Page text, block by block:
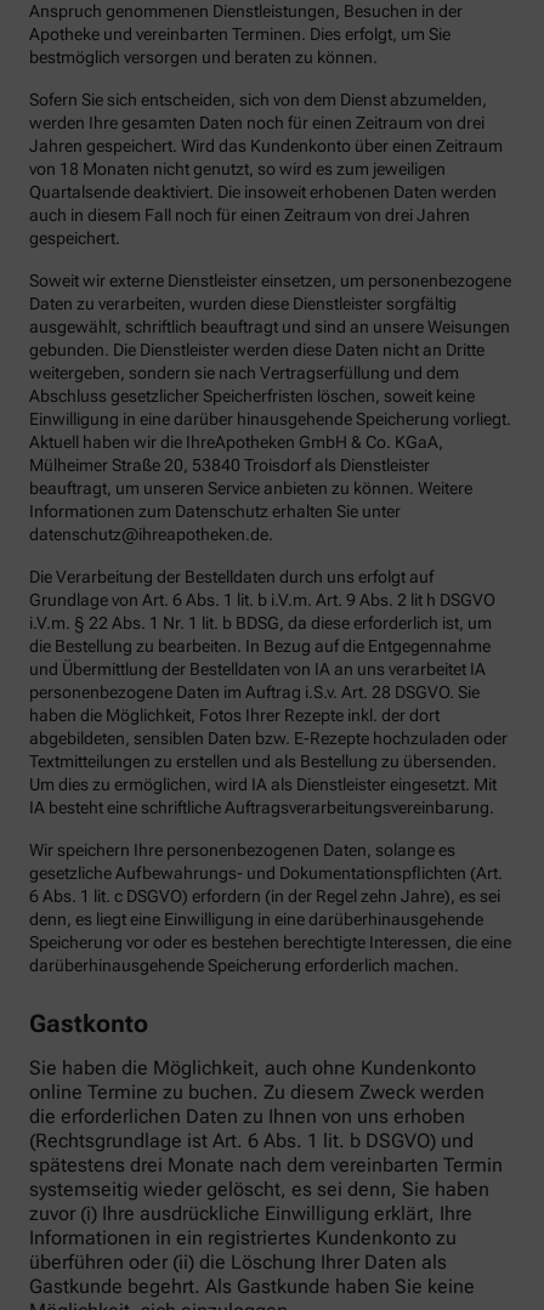
Anspruch genommenen Dienstleistungen, Besuchen in der
Apotheke und vereinbarten Terminen. Dies erfolgt, um Sie
bestmöglich versorgen und beraten zu können.
Sofern Sie sich entscheiden, sich von dem Dienst abzumelden,
werden Ihre gesamten Daten noch für einen Zeitraum von drei
Jahren gespeichert. Wird das Kundenkonto über einen Zeitraum
von 18 Monaten nicht genutzt, so wird es zum jeweiligen
Quartalsende deaktiviert. Die insoweit erhobenen Daten werden
auch in diesem Fall noch für einen Zeitraum von drei Jahren
gespeichert.
Soweit wir externe Dienstleister einsetzen, um personenbezogene
Daten zu verarbeiten, wurden diese Dienstleister sorgfältig
ausgewählt, schriftlich beauftragt und sind an unsere Weisungen
gebunden. Die Dienstleister werden diese Daten nicht an Dritte
weitergeben, sondern sie nach Vertragserfüllung und dem
Abschluss gesetzlicher Speicherfristen löschen, soweit keine
Einwilligung in eine darüber hinausgehende Speicherung vorliegt.
Aktuell haben wir die IhreApotheken GmbH & Co. KGaA,
Mülheimer Straße 20, 53840 Troisdorf als Dienstleister
beauftragt, um unseren Service anbieten zu können. Weitere
Informationen zum Datenschutz erhalten Sie unter
datenschutz@ihreapotheken.de.
Die Verarbeitung der Bestelldaten durch uns erfolgt auf
Grundlage von Art. 6 Abs. 1 lit. b i.V.m. Art. 9 Abs. 2 lit h DSGVO
i.V.m. § 22 Abs. 1 Nr. 1 lit. b BDSG, da diese erforderlich ist, um
die Bestellung zu bearbeiten. In Bezug auf die Entgegennahme
und Übermittlung der Bestelldaten von IA an uns verarbeitet IA
personenbezogene Daten im Auftrag i.S.v. Art. 28 DSGVO. Sie
haben die Möglichkeit, Fotos Ihrer Rezepte inkl. der dort
abgebildeten, sensiblen Daten bzw. E-Rezepte hochzuladen oder
Textmitteilungen zu erstellen und als Bestellung zu übersenden.
Um dies zu ermöglichen, wird IA als Dienstleister eingesetzt. Mit
IA besteht eine schriftliche Auftragsverarbeitungsvereinbarung.
Wir speichern Ihre personenbezogenen Daten, solange es
gesetzliche Aufbewahrungs- und Dokumentationspflichten (Art.
6 Abs. 1 lit. c DSGVO) erfordern (in der Regel zehn Jahre), es sei
denn, es liegt eine Einwilligung in eine darüberhinausgehende
Speicherung vor oder es bestehen berechtigte Interessen, die eine
darüberhinausgehende Speicherung erforderlich machen.
Gastkonto
Sie haben die Möglichkeit, auch ohne Kundenkonto
online Termine zu buchen. Zu diesem Zweck werden
die erforderlichen Daten zu Ihnen von uns erhoben
(Rechtsgrundlage ist Art. 6 Abs. 1 lit. b DSGVO) und
spätestens drei Monate nach dem vereinbarten Termin
systemseitig wieder gelöscht, es sei denn, Sie haben
zuvor (i) Ihre ausdrückliche Einwilligung erklärt, Ihre
Informationen in ein registriertes Kundenkonto zu
überführen oder (ii) die Löschung Ihrer Daten als
Gastkunde begehrt. Als Gastkunde haben Sie keine